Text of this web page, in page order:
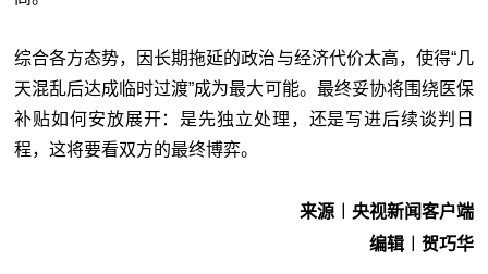
综合各方态势，因长期拖延的政治与经济代价太高，使得“几
天混乱后达成临时过渡”成为最大可能。最终妥协将围绕医保
补贴如何安放展开：是先独立处理，还是写进后续谈判日
程，这将要看双方的最终博弈。
来源︱央视新闻客户端
编辑︱贺巧华